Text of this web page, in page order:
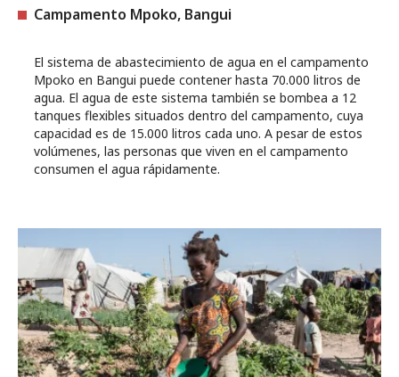
Campamento Mpoko, Bangui
El sistema de abastecimiento de agua en el campamento
Mpoko en Bangui puede contener hasta 70.000 litros de
agua. El agua de este sistema también se bombea a 12
tanques flexibles situados dentro del campamento, cuya
capacidad es de 15.000 litros cada uno. A pesar de estos
volúmenes, las personas que viven en el campamento
consumen el agua rápidamente.